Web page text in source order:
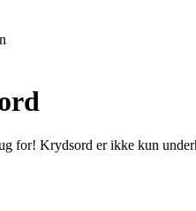
for! Krydsord er ikke kun